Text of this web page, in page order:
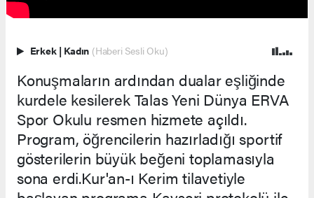
Erkek | Kadın (Haberi Sesli Oku)
Konuşmaların ardından dualar eşliğinde
kurdele kesilerek Talas Yeni Dünya ERVA
Spor Okulu resmen hizmete açıldı.
Program, öğrencilerin hazırladığı sportif
gösterilerin büyük beğeni toplamasıyla
sona erdi.Kur'an-ı Kerim tilavetiyle